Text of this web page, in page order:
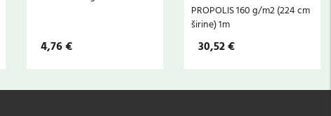
4,76 €
PROPOLIS 160 g/m2 (224 cm
širine) 1m
30,52 €